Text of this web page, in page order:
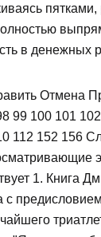
пятками,
в денежных
Отмена
99 100 101
112 152 156
1. Книга
с